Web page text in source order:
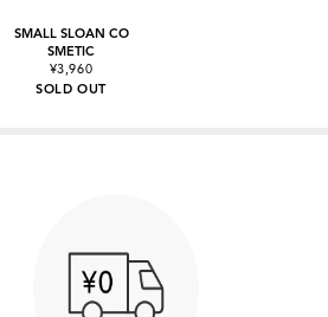
SMALL SLOAN CO
SMETIC
¥3,960
SOLD OUT